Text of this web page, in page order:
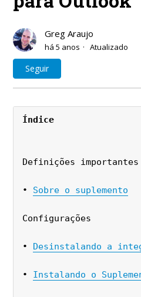
Greg Araujo
há 5 anos Atualizado
Seguir
Índice
Definições importantes
• Sobre o suplemento
Configurações
• Desinstalando a
• Instalando o